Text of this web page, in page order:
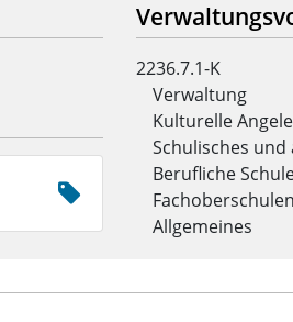
2236.7.1-K
Verwaltung
Kulturelle
Schulisches
Berufliche
Fachoberschulen
Allgemeines